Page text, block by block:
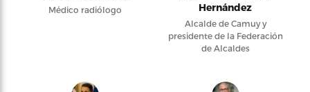
Médico radiólogo
Hernández
Alcalde de Camuy y
presidente de la Federación
de Alcaldes